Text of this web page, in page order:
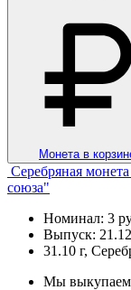
Монета в
Серебряная
союза"
Номинал: 3
Выпуск:
31.10 г,
Мы